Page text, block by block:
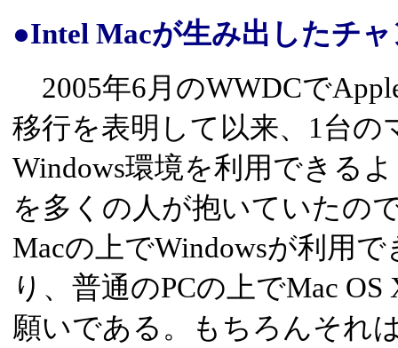
●Intel Macが生み出したチ
2005年6月のWWDCで
移行を表明して以来、1台の
Windows環境を利用できる
を多くの人が抱いていたの
Macの上でWindowsが利用
り、普通のPCの上でMac
願いである。もちろんそれ